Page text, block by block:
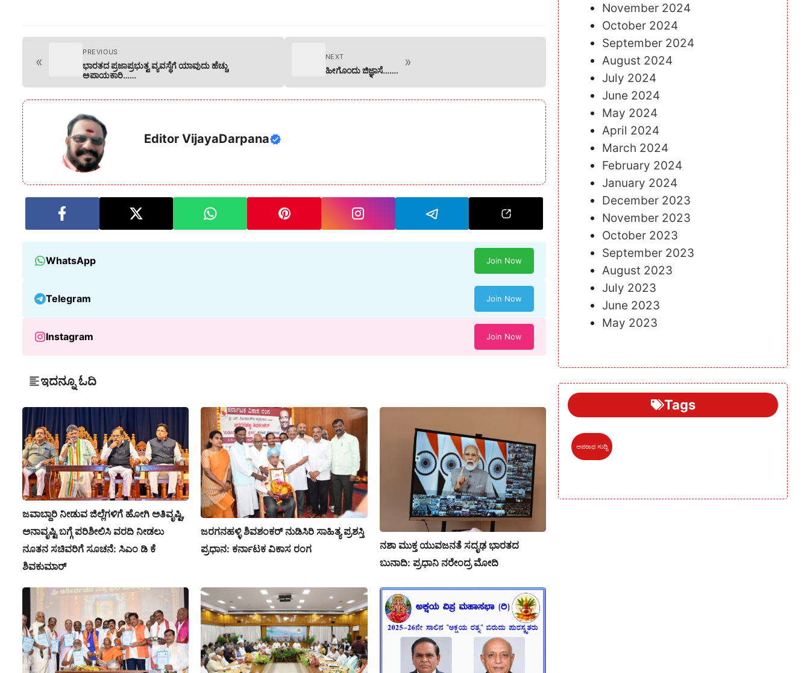
«
PREVIOUS
ಭಾರತದ ಪ್ರಜಾಪ್ರಭುತ್ವ ವ್ಯವಸ್ಥೆಗೆ ಯಾವುದು ಹೆಚ್ಚು
ಅಪಾಯಕಾರಿ……
NEXT
ಹೀಗೊಂದು ಜಿಜ್ಞಾಸೆ…….
»
Editor VijayaDarpana
WhatsApp Join Now
Telegram Join Now
Instagram Join Now
ಇದನ್ನೂ ಓದಿ
ಜವಾಬ್ದಾರಿ ನೀಡುವ ಜಿಲ್ಲೆಗಳಿಗೆ ಹೋಗಿ ಅತಿವೃಷ್ಟಿ,
ಅನಾವೃಷ್ಟಿ ಬಗ್ಗೆ ಪರಿಶೀಲಿಸಿ ವರದಿ ನೀಡಲು
ನೂತನ ಸಚಿವರಿಗೆ ಸೂಚನೆ: ಸಿಎಂ ಡಿ ಕೆ
ಶಿವಕುಮಾರ್
ಜರಗನಹಳ್ಳಿ ಶಿವಶಂಕರ್ ನುಡಿಸಿರಿ ಸಾಹಿತ್ಯ ಪ್ರಶಸ್ತಿ
ಪ್ರಧಾನ: ಕರ್ನಾಟಕ ವಿಕಾಸ ರಂಗ
ನಶಾ ಮುಕ್ತ ಯುವಜನತೆ ಸದೃಢ ಭಾರತದ
ಬುನಾದಿ: ಪ್ರಧಾನಿ ನರೇಂದ್ರ ಮೋದಿ
November 2024
October 2024
September 2024
August 2024
July 2024
June 2024
May 2024
April 2024
March 2024
February 2024
January 2024
December 2023
November 2023
October 2023
September 2023
August 2023
July 2023
June 2023
May 2023
Tags
ಅಪರಾಧ ಸುದ್ದಿ